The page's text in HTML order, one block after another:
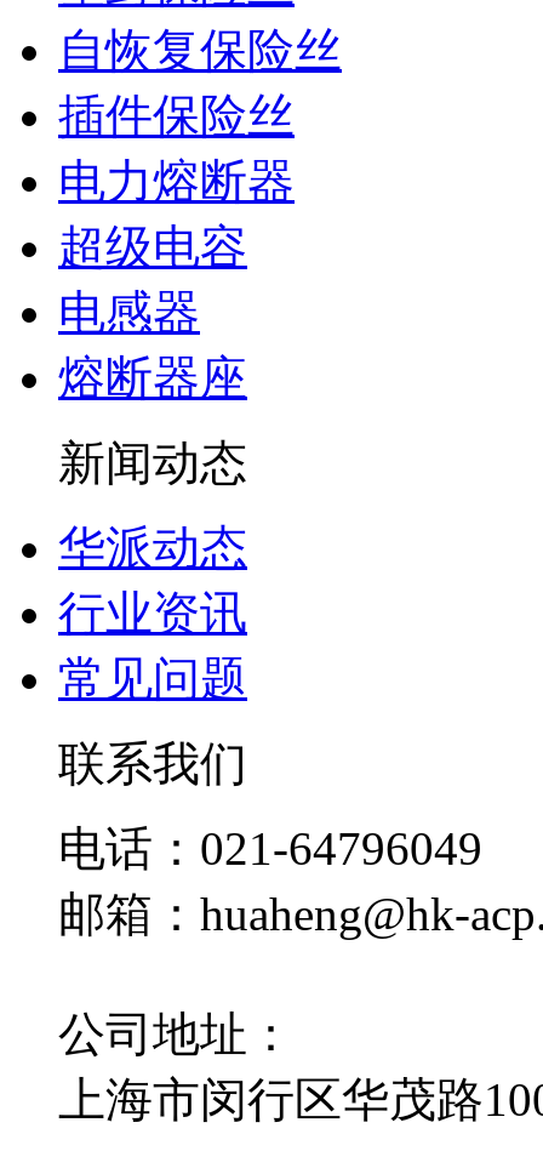
自恢复保险丝
插件保险丝
电力熔断器
超级电容
电感器
熔断器座
新闻动态
华派动态
行业资讯
常见问题
联系我们
电话：021-64796049
邮箱：huaheng@hk-
公司地址：
上海市闵行区华茂路